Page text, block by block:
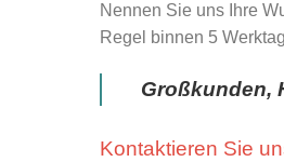
Nennen Sie uns Ihre
Regel binnen 5
Großkunden,
Kontaktieren Sie